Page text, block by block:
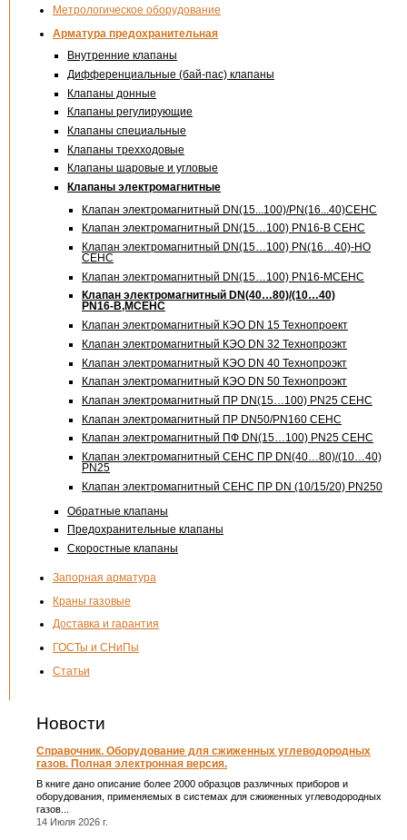
Метрологическое оборудование
Арматура предохранительная
Внутренние клапаны
Дифференциальные (бай-пас) клапаны
Клапаны донные
Клапаны регулирующие
Клапаны специальные
Клапаны трехходовые
Клапаны шаровые и угловые
Клапаны электромагнитные
Клапан электромагнитный DN(15...100)/PN(16...40)СЕНС
Клапан электромагнитный DN(15…100) PN16-В СЕНС
Клапан электромагнитный DN(15…100) PN(16…40)-НО
СЕНС
Клапан электромагнитный DN(15…100) PN16-МСЕНС
Клапан электромагнитный DN(40…80)/(10…40)
PN16-В,MСЕНС
Клапан электромагнитный КЭО DN 15 Технопроект
Клапан электромагнитный КЭО DN 32 Технопроэкт
Клапан электромагнитный КЭО DN 40 Технопроэкт
Клапан электромагнитный КЭО DN 50 Технопроэкт
Клапан электромагнитный ПР DN(15…100) PN25 СЕНС
Клапан электромагнитный ПР DN50/PN160 СЕНС
Клапан электромагнитный ПФ DN(15…100) PN25 СЕНС
Клапан электромагнитный СЕНС ПР DN(40…80)/(10…40)
PN25
Клапан электромагнитный СЕНС ПР DN (10/15/20) PN250
Обратные клапаны
Предохранительные клапаны
Скоростные клапаны
Запорная арматура
Краны газовые
Доставка и гарантия
ГОСТы и СНиПы
Статьи
Новости
Справочник. Оборудование для сжиженных углеводородных
газов. Полная электронная версия.
В книге дано описание более 2000 образцов различных приборов и
оборудования, применяемых в системах для сжиженных углеводородных
газов...
14 Июля 2026 г.